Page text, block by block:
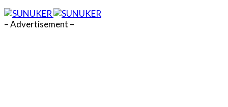
– Advertisement –